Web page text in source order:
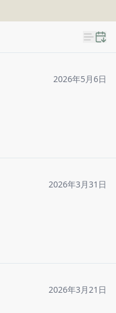
2026年5月6日
2026年3月31日
2026年3月21日